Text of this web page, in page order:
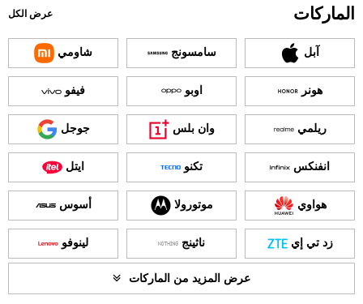
الماركات عرض الكل
آبل سامسونج شاومي
هونر اوبو فيفو
ريلمي وان بلس جوجل
انفنكس تكنو ايتل
هواوي موتورولا أسوس
زد تي إي ناثينج لينوفو
عرض المزيد من الماركات